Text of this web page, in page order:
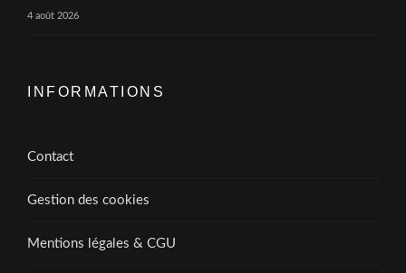
4 août 2026
INFORMATIONS
Contact
Gestion des cookies
Mentions légales & CGU